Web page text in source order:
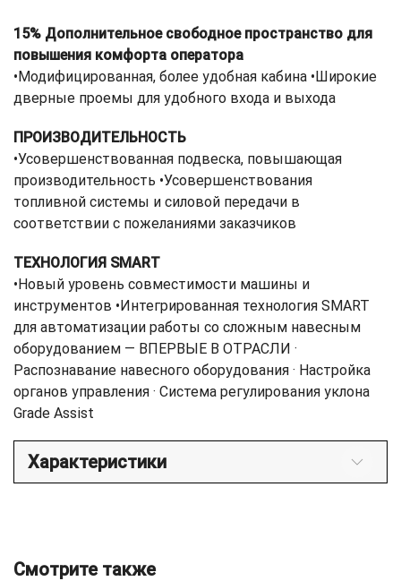
15% Дополнительное свободное пространство для
повышения комфорта оператора
•Модифицированная, более удобная кабина •Широкие
дверные проемы для удобного входа и выхода
ПРОИЗВОДИТЕЛЬНОСТЬ
•Усовершенствованная подвеска, повышающая
производительность •Усовершенствования
топливной системы и силовой передачи в
соответствии с пожеланиями заказчиков
ТЕХНОЛОГИЯ SMART
•Новый уровень совместимости машины и
инструментов •Интегрированная технология SMART
для автоматизации работы со сложным навесным
оборудованием — ВПЕРВЫЕ В ОТРАСЛИ ·
Распознавание навесного оборудования · Настройка
органов управления · Система регулирования уклона
Grade Assist
Характеристики
Смотрите также